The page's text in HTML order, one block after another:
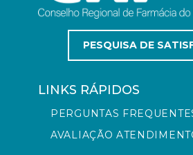
PESQUISA DE
LINKS RÁPIDOS
PERGUNTAS
AVALIAÇÃO